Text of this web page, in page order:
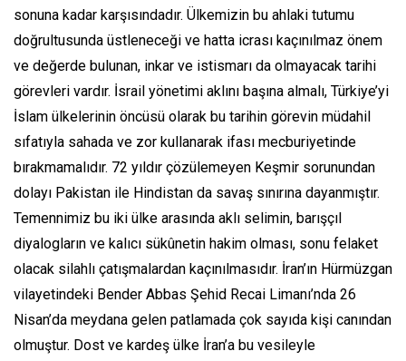
sonuna kadar karşısındadır. Ülkemizin bu ahlaki tutumu
doğrultusunda üstleneceği ve hatta icrası kaçınılmaz önem
ve değerde bulunan, inkar ve istismarı da olmayacak tarihi
görevleri vardır. İsrail yönetimi aklını başına almalı, Türkiye’yi
İslam ülkelerinin öncüsü olarak bu tarihin görevin müdahil
sıfatıyla sahada ve zor kullanarak ifası mecburiyetinde
bırakmamalıdır. 72 yıldır çözülemeyen Keşmir sorunundan
dolayı Pakistan ile Hindistan da savaş sınırına dayanmıştır.
Temennimiz bu iki ülke arasında aklı selimin, barışçıl
diyalogların ve kalıcı sükûnetin hakim olması, sonu felaket
olacak silahlı çatışmalardan kaçınılmasıdır. İran’ın Hürmüzgan
vilayetindeki Bender Abbas Şehid Recai Limanı’nda 26
Nisan’da meydana gelen patlamada çok sayıda kişi canından
olmuştur. Dost ve kardeş ülke İran’a bu vesileyle